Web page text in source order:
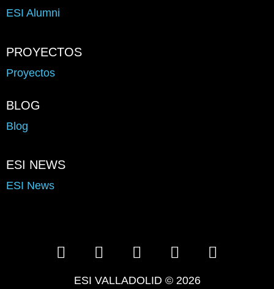
ESI Alumni
PROYECTOS
Proyectos
BLOG
Blog
ESI NEWS
ESI News
ESI VALLADOLID © 2026